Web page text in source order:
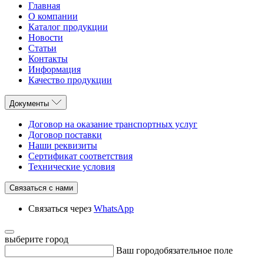
Главная
О компании
Каталог продукции
Новости
Статьи
Контакты
Информация
Качество продукции
Документы
Договор на оказание транспортных услуг
Договор поставки
Наши реквизиты
Сертификат соответствия
Технические условия
Связаться с нами
Связаться через WhatsApp
выберите город
Ваш городобязательное поле